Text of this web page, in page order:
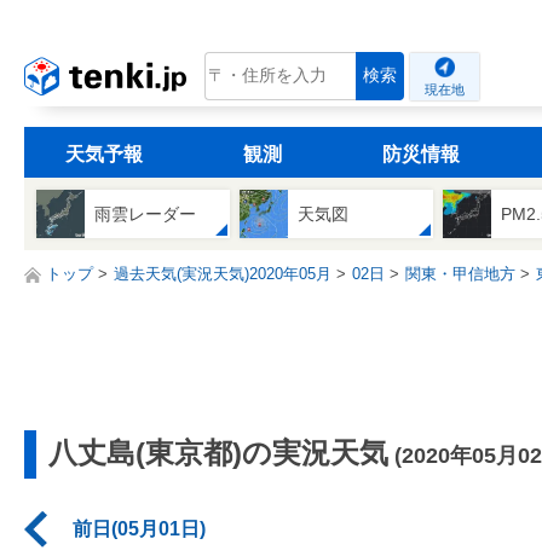
tenki.jp 検索
現在地
天気予報 観測 防災情報
雨雲レーダー 天気図
トップ 過去天気(実況天気)2020年05月 02日 関東・甲信地方
八丈島(東京都)の実況天気 (2020年05月
前日(05月01日)